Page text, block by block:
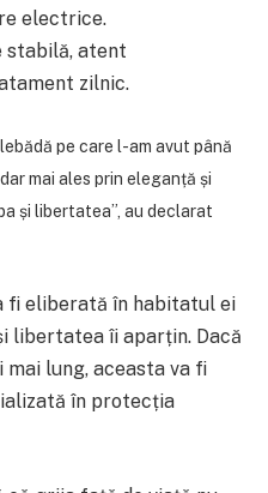
electrice.
stabilă, atent
zilnic.
pe care l-am avut până
mai ales prin eleganță și
și libertatea”, au declarat
fi eliberată în habitatul ei
libertatea îi aparțin. Dacă
lung, aceasta va fi
în protecția